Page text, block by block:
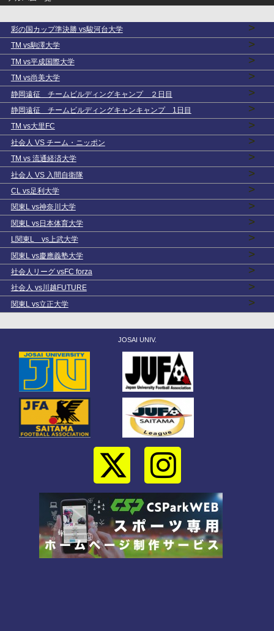
彩の国カップ準決勝 vs駿河台大学 >
TM vs駒澤大学 >
TM vs平成国際大学 >
TM vs尚美大学 >
静岡遠征 チームビルディングキャンプ ２日目 >
静岡遠征 チームビルディングキャンキャンプ 1日目 >
TM vs大里FC >
社会人 VS チーム・ニッポン >
TM vs 流通経済大学 >
社会人 VS 入間自衛隊 >
CL vs足利大学 >
関東L vs神奈川大学 >
関東L vs日本体育大学 >
L関東L vs上武大学 >
関東L vs慶應義塾大学 >
社会人リーグ vsFC forza >
社会人 vs川越FUTURE >
関東L vs立正大学 >
JOSAI UNIV.